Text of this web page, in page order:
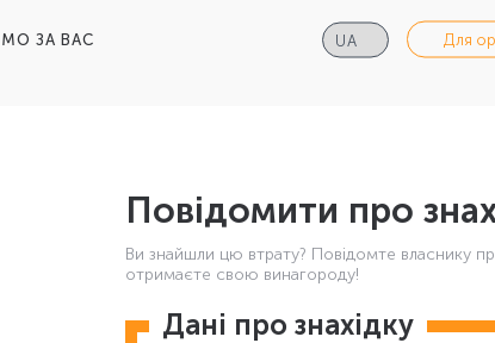
ЗА ВАС Для
Повідомити про
Ви знайшли цю втрату? Повідомте власнику
отримаєте свою винагороду!
Дані про знахідку